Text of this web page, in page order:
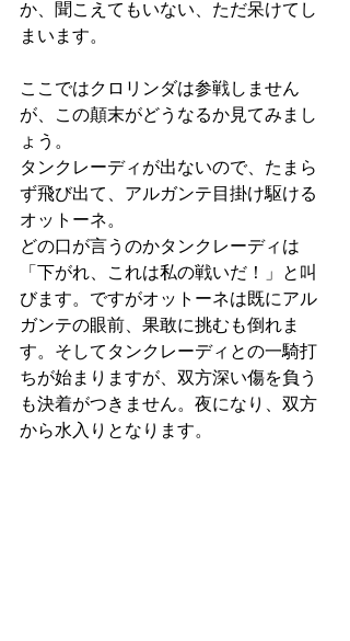
か、聞こえてもいない、ただ呆けてし
まいます。
ここではクロリンダは参戦しません
が、この顛末がどうなるか見てみまし
ょう。
タンクレーディが出ないので、たまら
ず飛び出て、アルガンテ目掛け駆ける
オットーネ。
どの口が言うのかタンクレーディは
「下がれ、これは私の戦いだ！」と叫
びます。ですがオットーネは既にアル
ガンテの眼前、果敢に挑むも倒れま
す。そしてタンクレーディとの一騎打
ちが始まりますが、双方深い傷を負う
も決着がつきません。夜になり、双方
から水入りとなります。